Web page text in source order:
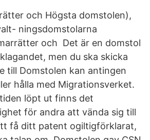
och Högsta domstolen),
ningsdomstolarna
och Det är en domstol
men du ska skicka
till Domstolen kan antingen
hålla med Migrationsverket.
löpt ut finns det
för andra att vända sig till
få ditt patent ogiltigförklarat,